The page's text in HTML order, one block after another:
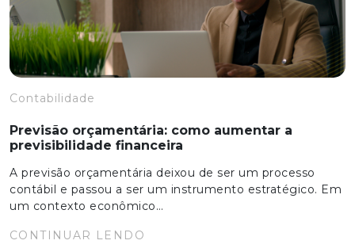
Contabilidade
Previsão orçamentária: como aumentar a
previsibilidade financeira
A previsão orçamentária deixou de ser um processo
contábil e passou a ser um instrumento estratégico. Em
um contexto econômico…
CONTINUAR LENDO